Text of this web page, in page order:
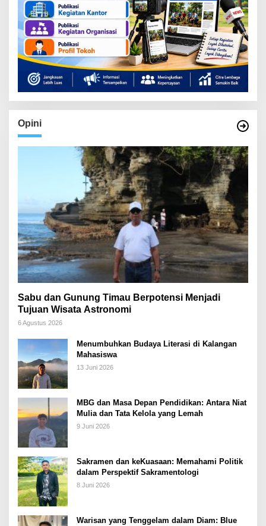
Opini
Sabu dan Gunung Timau Berpotensi Menjadi
Tujuan Wisata Astronomi
6 Agustus 2026
Menumbuhkan Budaya Literasi di Kalangan
Mahasiswa
13 Juni 2026
MBG dan Masa Depan Pendidikan: Antara Niat
Mulia dan Tata Kelola yang Lemah
9 Juni 2026
Sakramen dan keKuasaan: Memahami Politik
dalam Perspektif Sakramentologi
8 Juni 2026
Warisan yang Tenggelam dalam Diam: Blue